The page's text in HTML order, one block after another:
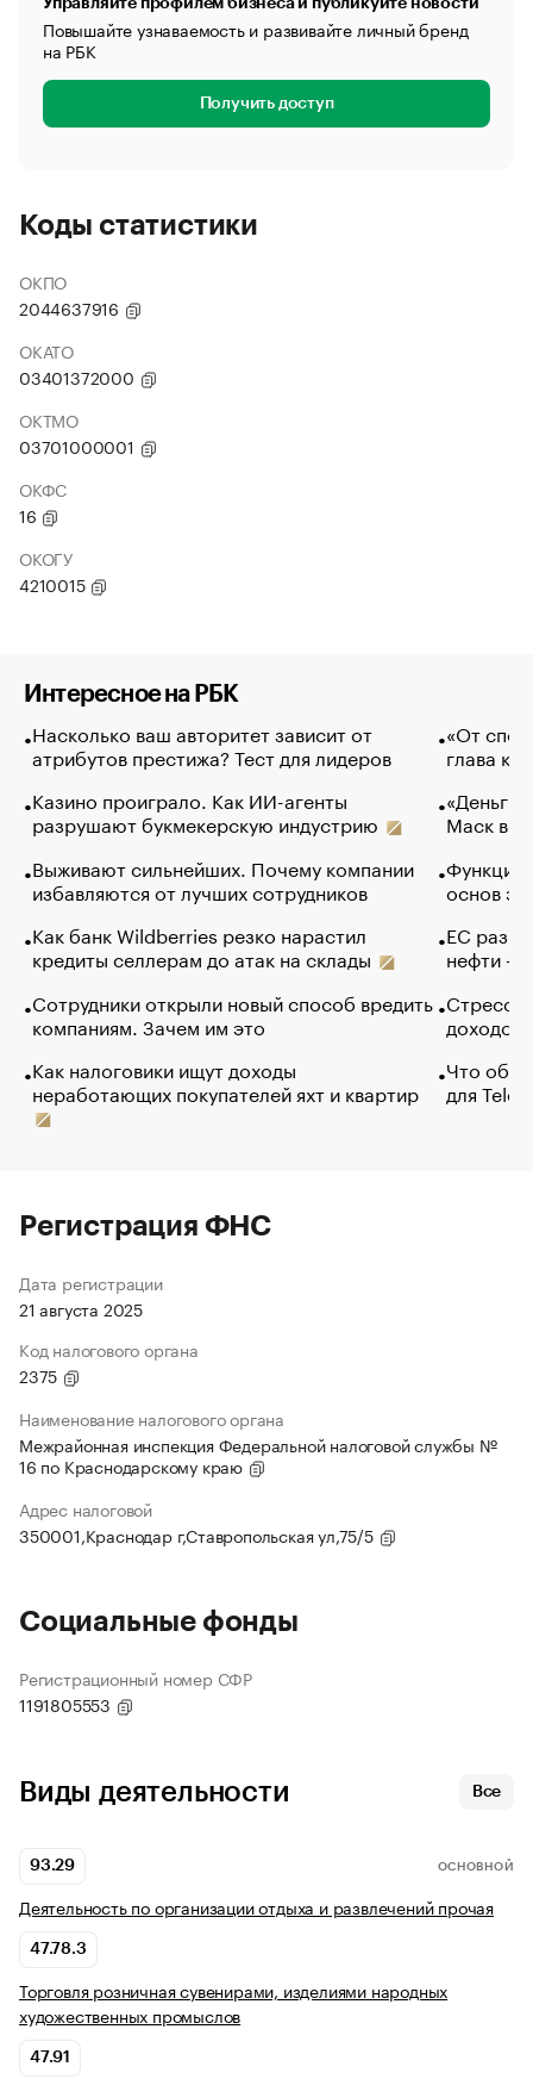
Повышайте узнаваемость и развивайте личный бренд
на РБК
Получить доступ
Коды статистики
ОКПО
2044637916
ОКАТО
03401372000
ОКТМО
03701000001
ОКФС
16
ОКОГУ
4210015
Интересное на РБК
Насколько ваш авторитет зависит от
атрибутов престижа? Тест для лидеров
Казино проиграло. Как ИИ-агенты
разрушают букмекерскую индустрию
Выживают сильнейших. Почему компании
избавляются от лучших сотрудников
Как банк Wildberries резко нарастил
кредиты селлерам до атак на склады
Сотрудники открыли новый способ вредить
компаниям. Зачем им это
Как налоговики ищут доходы
неработающих покупателей яхт и квартир
«От
глава
«Деньги
Маск в
Функции
основ
ЕС
нефти —
Стресс
доходов
Что
для
Регистрация ФНС
Дата регистрации
21 августа 2025
Код налогового органа
2375
Наименование налогового органа
Межрайонная инспекция Федеральной налоговой службы №
16 по Краснодарскому краю
Адрес налоговой
350001,Краснодар г,Ставропольская ул,75/5
Социальные фонды
Регистрационный номер СФР
1191805553
Виды деятельности Все
93.29 ОСНОВНОЙ
Деятельность по организации отдыха и развлечений прочая
47.78.3
Торговля розничная сувенирами, изделиями народных
художественных промыслов
47.91